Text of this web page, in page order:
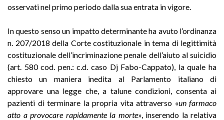
osservati nel primo periodo dalla sua entrata in vigore.
In questo senso un impatto determinante ha avuto l’ordinanza
n. 207/2018 della Corte costituzionale in tema di legittimità
costituzionale dell’incriminazione penale dell’aiuto al suicidio
(art. 580 cod. pen.: c.d. caso Dj Fabo-Cappato), la quale ha
chiesto un maniera inedita al Parlamento italiano di
approvare una legge che, a talune condizioni, consenta ai
pazienti di terminare la propria vita attraverso «un farmaco
atto a provocare rapidamente la morte», inserendo la relativa